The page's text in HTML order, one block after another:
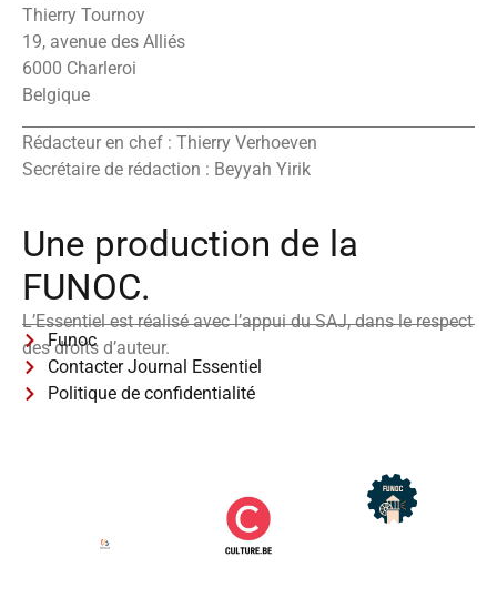
Thierry Tournoy
19, avenue des Alliés
6000 Charleroi
Belgique
Rédacteur en chef : Thierry Verhoeven
Secrétaire de rédaction : Beyyah Yirik
Une production de la
FUNOC.
L’Essentiel est réalisé avec l’appui du SAJ, dans le respect
des droits d’auteur.
Funoc
Contacter Journal Essentiel
Politique de confidentialité